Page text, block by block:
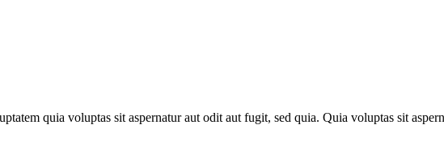
quia voluptas sit aspernatur aut odit aut fugit, sed quia. Quia voluptas sit